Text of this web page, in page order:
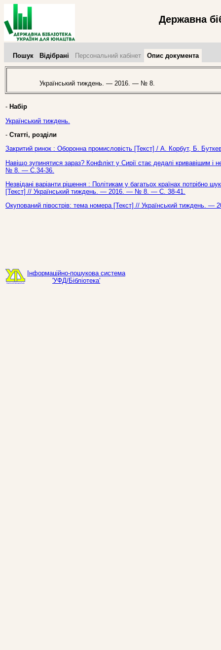
Державна
Пошук Відібрані Персональний кабінет Опис документа
Український тиждень. — 2016. — № 8.
- Набір
Український тиждень.
- Статті, розділи
Закритий ринок : Оборонна промисловість [Текст] / А. Корбут, Б.
Навіщо зупинятися зараз? Конфлікт у Сирії стає дедалі кривавішим
№ 8. — С.34-36.
Незвідані варіанти рішення : Політикам у багатьох країнах потрібно
[Текст] // Український тиждень. — 2016. — № 8. — С. 38-41.
Окупований півострів: тема номера [Текст] // Український
Інформаційно-пошукова система
'УФД/Бібліотека'